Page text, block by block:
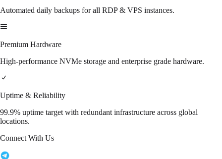
Automated daily backups for all RDP & VPS instances.
Premium Hardware
High-performance NVMe storage and enterprise grade hardware.
Uptime & Reliability
99.9% uptime target with redundant infrastructure across global
locations.
Connect With Us